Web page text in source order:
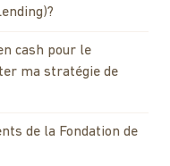
cash pour le
ma stratégie de
de la Fondation de